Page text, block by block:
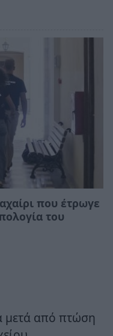
που έτρωγε
του
μετά από πτώση